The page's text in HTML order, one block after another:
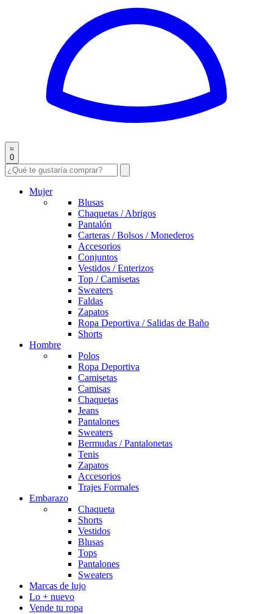
0
Mujer
Blusas
Chaquetas / Abrigos
Pantalón
Carteras / Bolsos / Monederos
Accesorios
Conjuntos
Vestidos / Enterizos
Top / Camisetas
Sweaters
Faldas
Zapatos
Ropa Deportiva / Salidas de Baño
Shorts
Hombre
Polos
Ropa Deportiva
Camisetas
Camisas
Chaquetas
Jeans
Pantalones
Sweaters
Bermudas / Pantalonetas
Tenis
Zapatos
Accesorios
Trajes Formales
Embarazo
Chaqueta
Shorts
Vestidos
Blusas
Tops
Pantalones
Sweaters
Marcas de lujo
Lo + nuevo
Vende tu ropa